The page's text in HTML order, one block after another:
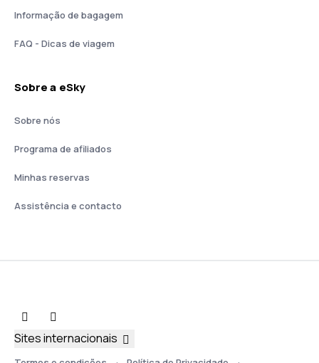
Informação de bagagem
FAQ - Dicas de viagem
Sobre a eSky
Sobre nós
Programa de afiliados
Minhas reservas
Assistência e contacto
Sites internacionais